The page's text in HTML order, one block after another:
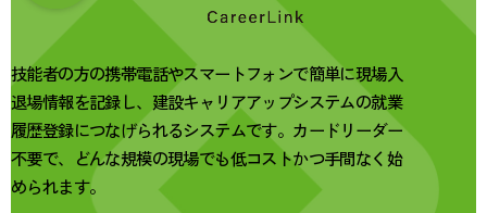
技能者の方の携帯電話やスマートフォンで簡単に現場入
退場情報を記録し、建設キャリアアップシステムの就業
履歴登録につなげられるシステムです。カードリーダー
不要で、どんな規模の現場でも低コストかつ手間なく始
められます。